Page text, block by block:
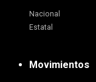
Nacional
Estatal
Movimientos